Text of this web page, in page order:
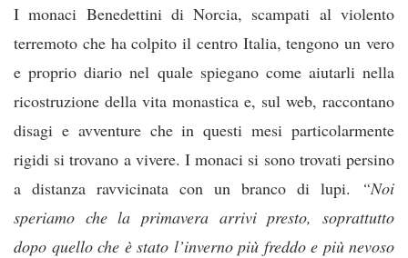
I monaci Benedettini di Norcia, scampati al violento
terremoto che ha colpito il centro Italia, tengono un vero
e proprio diario nel quale spiegano come aiutarli nella
ricostruzione della vita monastica e, sul web, raccontano
disagi e avventure che in questi mesi particolarmente
rigidi si trovano a vivere. I monaci si sono trovati persino
a distanza ravvicinata con un branco di lupi.
“Noi
speriamo che la primavera arrivi presto, soprattutto
dopo quello che è stato l’inverno più freddo e più nevoso